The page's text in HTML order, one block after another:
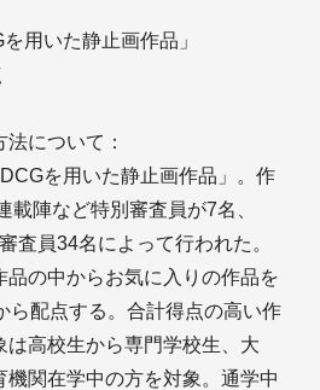
用いた静止画作品」
について：
を用いた静止画作品」。作
載陣など特別審査員が7名、
査員34名によって行われた。
品の中からお気に入りの作品を
ら配点する。合計得点の高い作
は高校生から専門学校生、大
関在学中の方を対象。通学中